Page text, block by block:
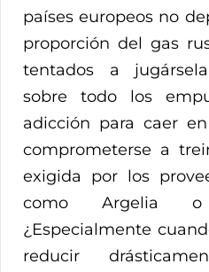
países europeos no
proporción del gas
tentados a
sobre todo los
adicción para caer
comprometerse a
exigida por los
como Argelia o
¿Especialmente
reducir